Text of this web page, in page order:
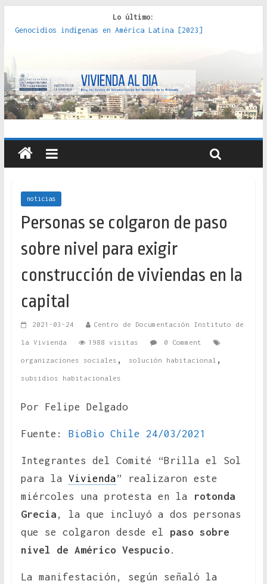
Lo último:
Genocidios indígenas en América Latina [2023]
políticas, prácticas y representaciones [2022]
crítica de las fronteras latinoamericanas [2020]
Criterios técnicos para una vivienda adecuada [2019]
Red de consultorios de la Caja del Seguro Obrero en
Santiago : un patrimonio emblemático [2014]
noticias
Personas se colgaron de paso
sobre nivel para exigir
construcción de viviendas en la
capital
2021-03-24 Centro de Documentación Instituto de
la Vivienda 1988 visitas 0 Comment
organizaciones sociales , solución habitacional ,
subsidios habitacionales
Por Felipe Delgado
Fuente: BioBio Chile 24/03/2021
Integrantes del Comité “Brilla el Sol
para la Vivienda” realizaron este
miércoles una protesta en la
rotonda
Grecia , la que incluyó a dos personas
que se colgaron desde el paso sobre
nivel de Américo Vespucio .
La manifestación, según señaló la